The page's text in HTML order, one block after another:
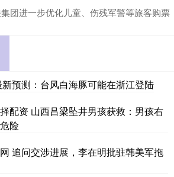
团进一步优化儿童、伤残军警等旅客购票
预测：台风白海豚可能在浙江登陆
配资 山西吕梁坠井男孩获救：男孩右
险
追问交涉进展，李在明批驻韩美军拖